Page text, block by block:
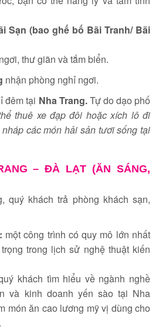
Sạn (bao ghế bố Bãi Tranh/ Bãi
thư giãn và tắm biển.
nhận phòng nghỉ ngơi.
đêm tại Nha Trang.Tự do dạo phố
ể thuê xe đạpđôi hoặc xích lôđi
nháp các món hải sản tươi sống tại
– ĐÀ LẠT (ĂN SÁNG,
quý khách trả phòng khách sạn,
một công trình có quy mô lớn nhất
trong lịch sử nghệ thuật kiến
khách tìm hiểu về ngành nghề
và kinh doanh yến sào tại Nha
món ăn cao lương mỹ vị dùng cho